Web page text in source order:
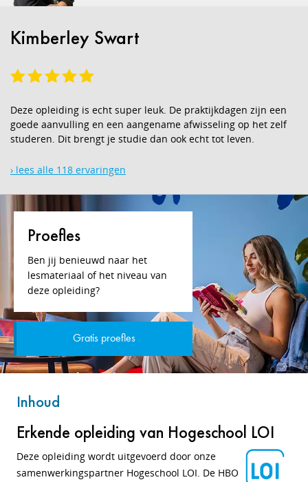
Kimberley Swart
Deze opleiding is echt super leuk. De praktijkdagen zijn een
goede aanvulling en een aangename afwisseling op het zelf
studeren. Dit brengt je studie dan ook echt tot leven.
› lees alle 118 ervaringen
Proefles
Ben jij benieuwd naar het
lesmateriaal of het niveau van
deze opleiding?
Gratis proefles
Inhoud
Erkende opleiding van Hogeschool LOI
Deze opleiding wordt uitgevoerd door onze
samenwerkingspartner Hogeschool LOI. De HBO